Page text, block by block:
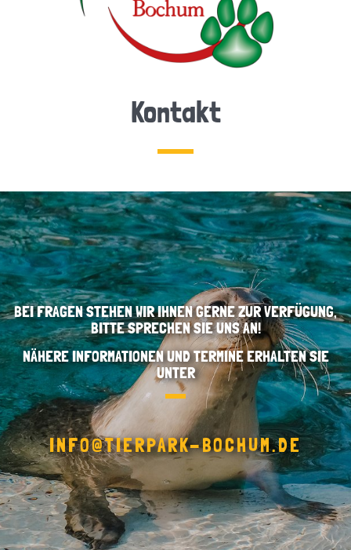
Kontakt
BEI FRAGEN STEHEN WIR IHNEN GERNE ZUR VERFÜGUNG,
BITTE SPRECHEN SIE UNS AN!
NÄHERE INFORMATIONEN UND TERMINE ERHALTEN SIE
UNTER
INFO@TIERPARK-BOCHUM.DE